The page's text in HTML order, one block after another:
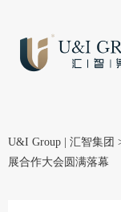
U&I Group | 汇智集团
展合作大会圆满落幕